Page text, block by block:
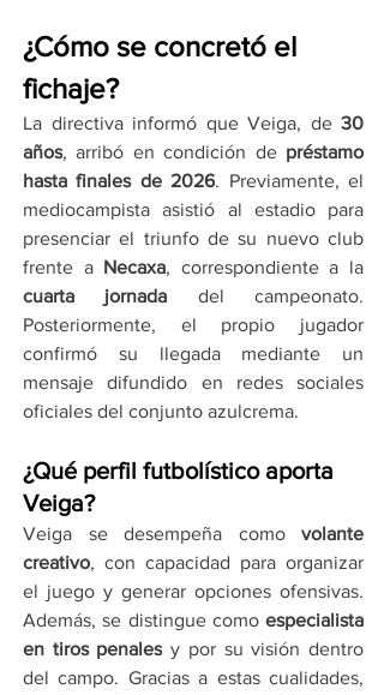
¿Cómo se concretó el
fichaje?
La directiva informó que Veiga, de 30
años, arribó en condición de préstamo
hasta finales de 2026. Previamente, el
mediocampista asistió al estadio para
presenciar el triunfo de su nuevo club
frente a Necaxa
cuarta jornada del campeonato.
Posteriormente, el propio jugador
confirmó su llegada mediante un
mensaje difundido en redes sociales
oficiales del conjunto azulcrema.
¿Qué perfil futbolístico aporta
Veiga?
Veiga se desempeña como volante
creativo, con capacidad para organizar
el juego y generar opciones ofensivas.
Además, se distingue como especialista
en tiros penales y por su visión dentro
del campo. Gracias a estas cualidades,